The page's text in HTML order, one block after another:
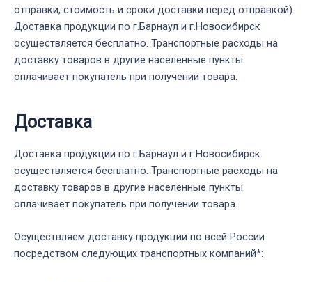
отправки, стоимость и сроки доставки перед отправкой).
Доставка продукции по г.Барнаул и г.Новосибирск
осуществляется бесплатно. Транспортные расходы на
доставку товаров в другие населенные пункты
оплачивает покупатель при получении товара.
Доставка
Доставка продукции по г.Барнаул и г.Новосибирск
осуществляется бесплатно. Транспортные расходы на
доставку товаров в другие населенные пункты
оплачивает покупатель при получении товара.
Осуществляем доставку продукции по всей России
посредством следующих транспортных компаний*: